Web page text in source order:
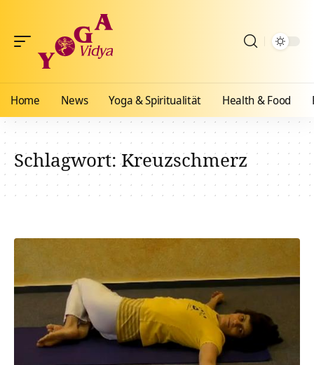
Home News Yoga & Spiritualität Health & Food
Schlagwort:Kreuzschmerz